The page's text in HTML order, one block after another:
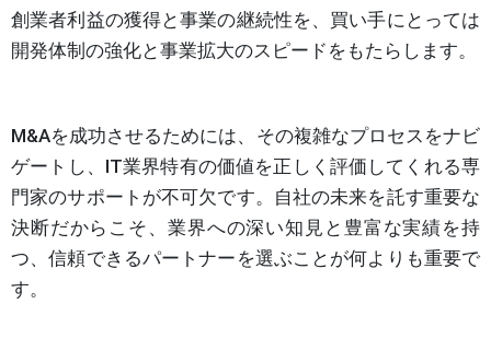
創業者利益の獲得と事業の継続性を、買い手にとっては
開発体制の強化と事業拡大のスピードをもたらします。
M&Aを成功させるためには、その複雑なプロセスをナビ
ゲートし、IT業界特有の価値を正しく評価してくれる専
門家のサポートが不可欠です。自社の未来を託す重要な
決断だからこそ、業界への深い知見と豊富な実績を持
つ、信頼できるパートナーを選ぶことが何よりも重要で
す。